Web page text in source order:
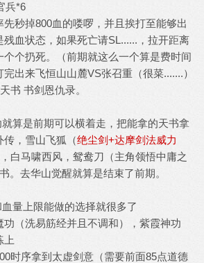
兵*6
先秒掉800血的喽啰，并且挨打至能够出
残血状态，如果死亡请SL......，拉开距离
个个扔死。（前期就这么一个算是费时间
出来飞恒山山麓VS张召重（很菜.......）
书 书剑恩仇录。
算是前期可以横着走，把能拿的天书拿
传，雪山飞狐（绝尘剑+达摩剑法威力
，白马啸西风，鸳鸯刀（主角领悟中庸之
。去华山觉醒就算是结束了前期。
量上限能做的选择就很多了
功（洗易筋经并且不调和），紫霞神功
上
时序拿到太虚剑意（需要前面85点道德